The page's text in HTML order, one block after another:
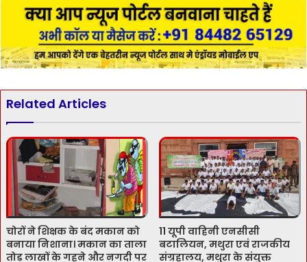
Related Articles
चोरों ने शिक्षक के बंद मकान को
बनाया निशाना। मकान का ताला
तोड़ लाखों के गहने और नगदी पर
11 यूपी वाहिनी एनसीसी
बटालियन, मथुरा एवं राजकीय
संग्रहालय, मथुरा के संयुक्त